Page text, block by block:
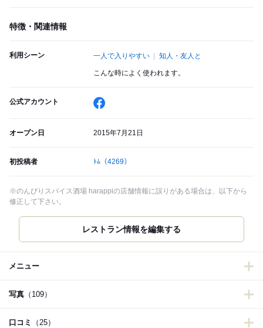
特徴・関連情報
利用シーン 一人で入りやすい 知人・友人と
こんな時によく使われます。
公式アカウント
オープン日 2015年7月21日
初投稿者 ﾄﾑ （4269）
※のんびりスパイス酒場 harappiの店舗情報に誤りがある場合は、以下から
修正して下さい。
メニュー
写真 （109）
口コミ （25）